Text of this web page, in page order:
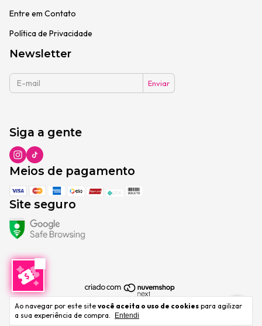
Ao navegar por este site você aceita o uso de cookies para agilizar
a sua experiência de compra.
Entendi
Entre em Contato
Política de Privacidade
Newsletter
Siga a gente
Meios de pagamento
Site seguro
Copyright Zerbini do Brasil LTDA - 46563532000219 - 2026.
Todos os direitos reservados.